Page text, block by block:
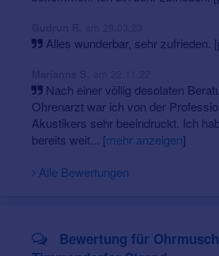
Alles wunderbar, sehr zufrieden.
Nach einer völlig desolaten
Ohrenarzt war ich von der
Akustikers sehr beeindruckt. Ich
bereits weit... [mehr anzeigen]
Alle Bewertungen
Bewertung für